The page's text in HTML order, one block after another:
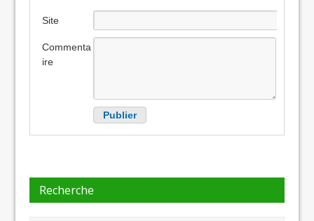
Site
Commenta
ire
Recherche